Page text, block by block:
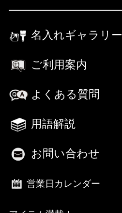
名入れギャラリー
ご利用案内
よくある質問
用語解説
お問い合わせ
営業日カレンダー